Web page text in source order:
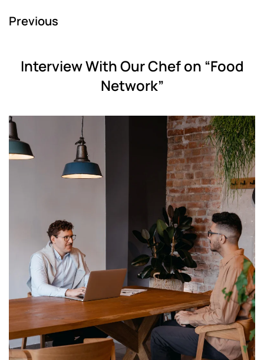
Previous
Interview With Our Chef on “Food
Network”